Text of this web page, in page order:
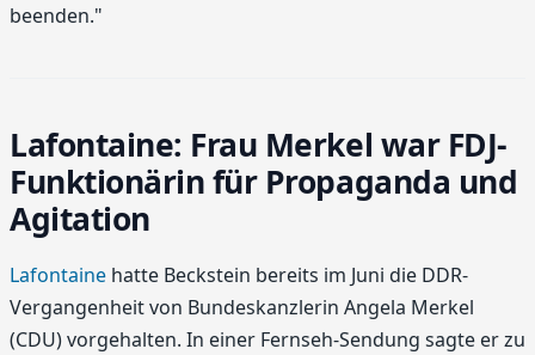
beenden."
Lafontaine: Frau Merkel war FDJ-
Funktionärin für Propaganda und
Agitation
Lafontaine hatte Beckstein bereits im Juni die DDR-
Vergangenheit von Bundeskanzlerin Angela Merkel
(CDU) vorgehalten. In einer Fernseh-Sendung sagte er zu